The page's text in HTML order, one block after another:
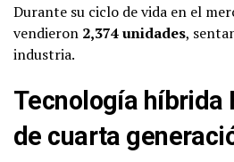
Durante su ciclo de vida en el
vendieron 2,374 unidades,
industria.
Tecnología híbrida
de cuarta